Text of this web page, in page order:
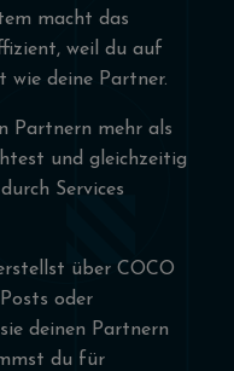
macht das
weil du auf
deine Partner.
Partnern mehr als
und gleichzeitig
Services
über COCO
oder
deinen Partnern
du für